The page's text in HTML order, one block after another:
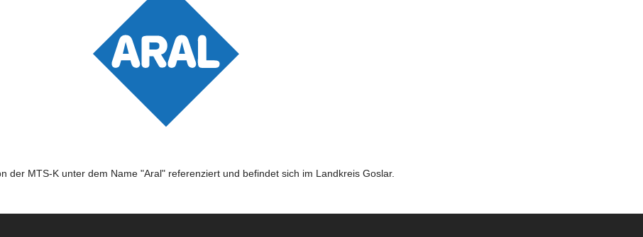
der MTS-K unter dem Name "Aral" referenziert und befindet sich im Landkreis Goslar.